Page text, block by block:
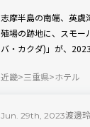
志摩半島の南端、英虞
殖場の跡地に、スモー
バ・カクダ)」が、
た料理などグルメも充
近畿 三重県 ホテル
Jun. 29th, 2023渡邊